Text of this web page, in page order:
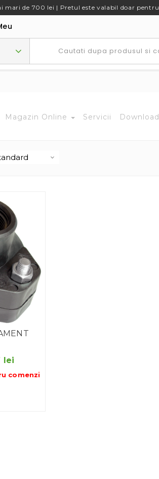
de 700 lei | Pretul este valabil doar pentru
Magazin Online Servicii Download
lei
de
comenzi